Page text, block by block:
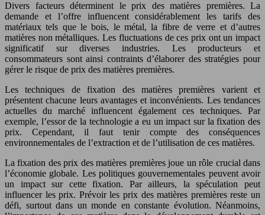
Divers facteurs déterminent le prix des matières premières. La
demande et l’offre influencent considérablement les tarifs des
matériaux tels que le bois, le métal, la fibre de verre et d’autres
matières non métalliques. Les fluctuations de ces prix ont un impact
significatif sur diverses industries. Les producteurs et
consommateurs sont ainsi contraints d’élaborer des stratégies pour
gérer le risque de prix des matières premières.
Les techniques de fixation des matières premières varient et
présentent chacune leurs avantages et inconvénients. Les tendances
actuelles du marché influencent également ces techniques. Par
exemple, l’essor de la technologie a eu un impact sur la fixation des
prix. Cependant, il faut tenir compte des conséquences
environnementales de l’extraction et de l’utilisation de ces matières.
La fixation des prix des matières premières joue un rôle crucial dans
l’économie globale. Les politiques gouvernementales peuvent avoir
un impact sur cette fixation. Par ailleurs, la spéculation peut
influencer les prix. Prévoir les prix des matières premières reste un
défi, surtout dans un monde en constante évolution. Néanmoins,